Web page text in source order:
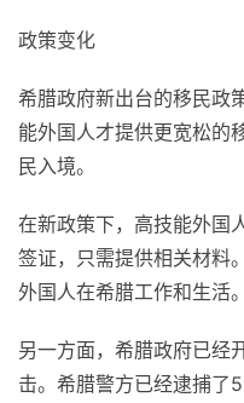
政策变化
希腊政府新出台的移民政
能外国人才提供更宽松的
民入境。
在新政策下，高技能外国
签证，只需提供相关材料
外国人在希腊工作和生活。
另一方面，希腊政府已经
击。希腊警方已经逮捕了